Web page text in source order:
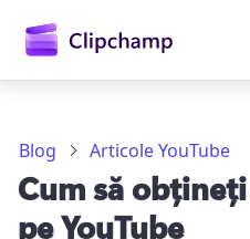
principal
Blog Articole YouTube
Cum să
pe YouTube